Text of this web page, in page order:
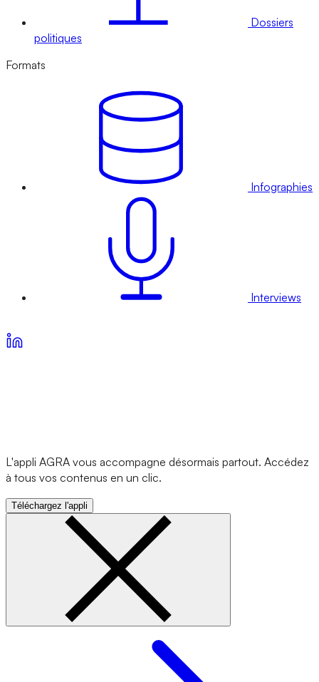
Dossiers
politiques
Formats
Infographies
Interviews
L'appli AGRA vous accompagne désormais partout. Accédez
à tous vos contenus en un clic.
Téléchargez l'appli